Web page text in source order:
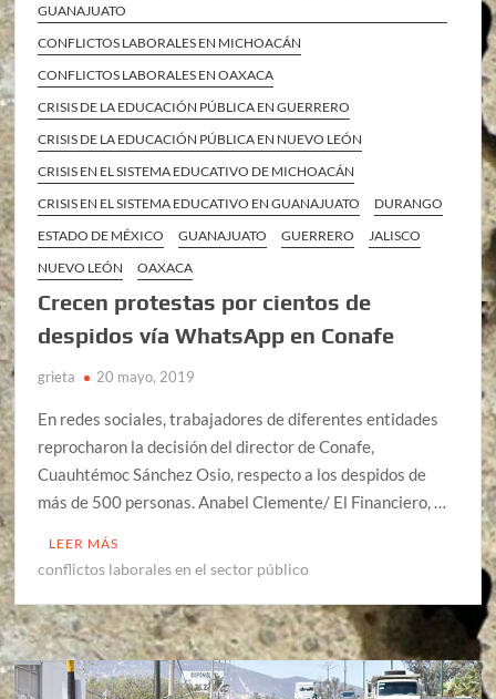
GUANAJUATO
CONFLICTOS LABORALES EN MICHOACÁN
CONFLICTOS LABORALES EN OAXACA
CRISIS DE LA EDUCACIÓN PÚBLICA EN GUERRERO
CRISIS DE LA EDUCACIÓN PÚBLICA EN NUEVO LEÓN
CRISIS EN EL SISTEMA EDUCATIVO DE MICHOACÁN
CRISIS EN EL SISTEMA EDUCATIVO EN GUANAJUATO
DURANGO
ESTADO DE MÉXICO
GUANAJUATO GUERRERO
JALISCO
NUEVO LEÓN
OAXACA
Crecen protestas por cientos de
despidos vía WhatsApp en Conafe
grieta 20 mayo, 2019
En redes sociales, trabajadores de diferentes entidades
reprocharon la decisión del director de Conafe,
Cuauhtémoc Sánchez Osio, respecto a los despidos de
más de 500 personas. Anabel Clemente/ El Financiero, …
LEER MÁS
conflictos laborales en el sector público